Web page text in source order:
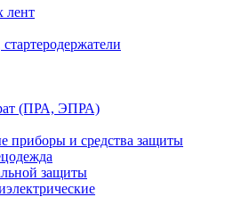
лент
(ПРА, ЭПРА)
приборы и средства защиты
защиты